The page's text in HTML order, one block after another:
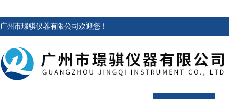
广州市璟骐仪器有限公司欢迎您！